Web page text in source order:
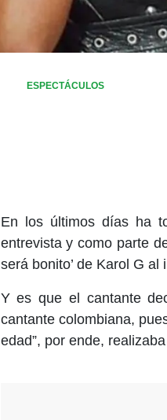
ESPECTÁCULOS
En los últimos días ha
entrevista y como parte
será bonito’ de Karol G al
Y es que el cantante
cantante colombiana,
edad”, por ende,